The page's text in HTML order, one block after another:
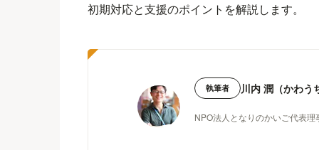
初期対応と支援のポイントを解説します。
執筆者 川内 潤（かわう
NPO法人となりのかいご代表理